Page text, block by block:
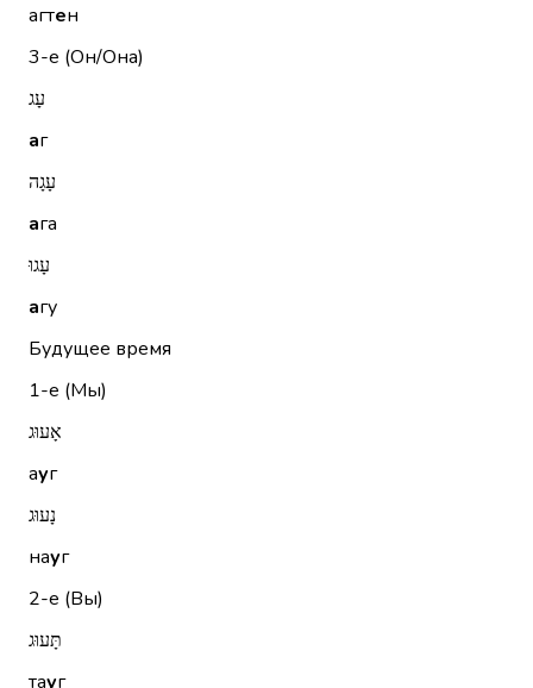
агтен
3-е (Он/Она)
עָג
аг
עָגָה
ага
עָגוּ
агу
Будущее время
1-е (Мы)
אָעוּג
ауг
נָעוּג
науг
2-е (Вы)
תָּעוּג
тауг